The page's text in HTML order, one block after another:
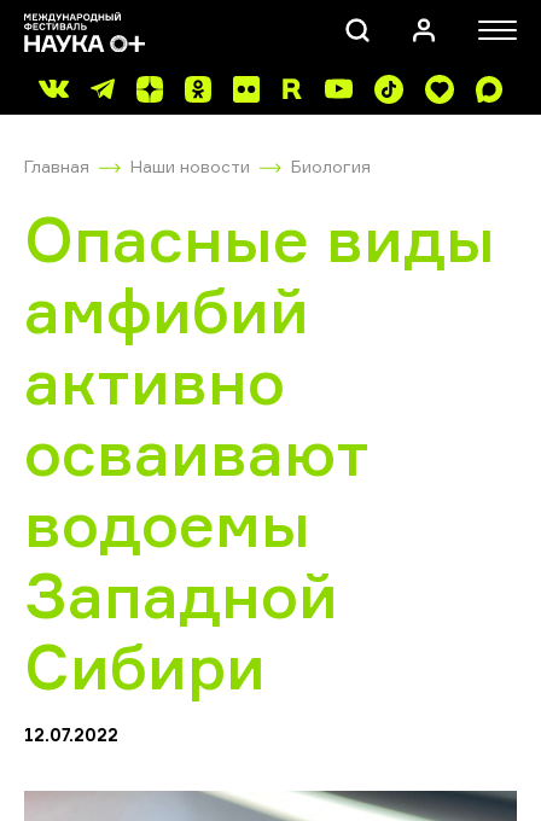
Главная Наши новости Биология
Опасные виды
амфибий
активно
осваивают
водоемы
Западной
Сибири
12.07.2022